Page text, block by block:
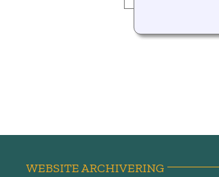
WEBSITE ARCHIVERING